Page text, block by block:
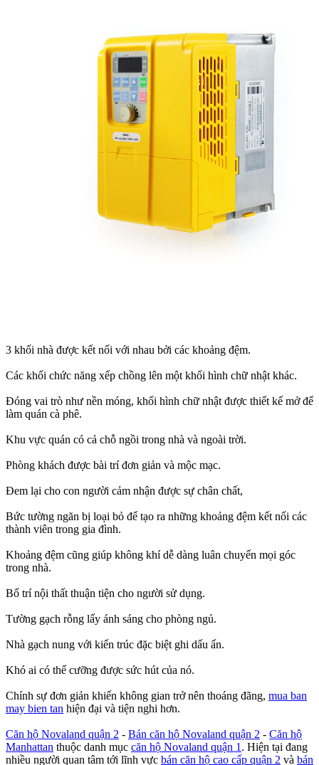
3 khối nhà được kết nối với nhau bởi các khoảng đệm.
Các khối chức năng xếp chồng lên một khối hình chữ nhật khác.
Đóng vai trò như nền móng, khối hình chữ nhật được thiết kế mở để
làm quán cà phê.
Khu vực quán có cả chỗ ngồi trong nhà và ngoài trời.
Phòng khách được bài trí đơn giản và mộc mạc.
Đem lại cho con người cảm nhận được sự chân chất,
Bức tường ngăn bị loại bỏ để tạo ra những khoảng đệm kết nối các
thành viên trong gia đình.
Khoảng đệm cũng giúp không khí dễ dàng luân chuyển mọi góc
trong nhà.
Bố trí nội thất thuận tiện cho người sử dụng.
Tường gạch rỗng lấy ánh sáng cho phòng ngủ.
Nhà gạch nung với kiến trúc đặc biệt ghi dấu ấn.
Khó ai có thể cưỡng được sức hút của nó.
Chính sự đơn giản khiến không gian trở nên thoáng đãng, mua ban
may bien tan hiện đại và tiện nghi hơn.
Căn hộ Novaland quận 2 - Bán căn hộ Novaland quận 2 - Căn hộ
Manhattan thuộc danh mục căn hộ Novaland quận 1 . Hiện tại đang
nhiều người quan tâm tới lĩnh vực bán căn hộ cao cấp quận 2 và bán